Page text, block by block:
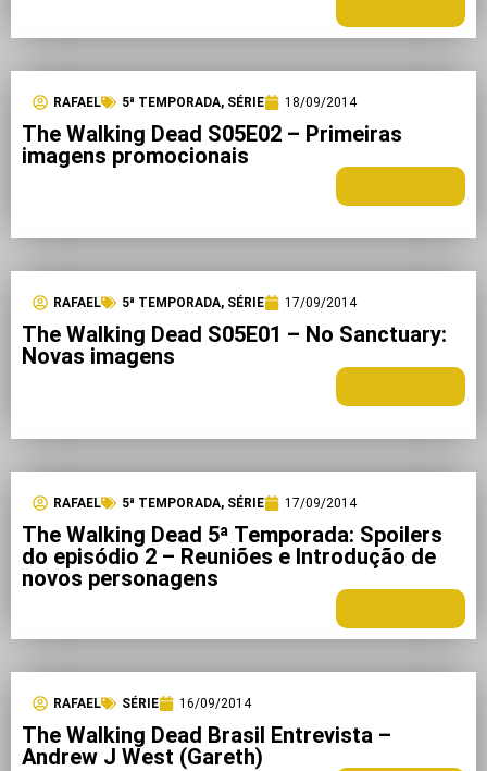
RAFAEL 5ª TEMPORADA, SÉRIE 18/09/2014
The Walking Dead S05E02 – Primeiras
imagens promocionais
RAFAEL 5ª TEMPORADA, SÉRIE 17/09/2014
The Walking Dead S05E01 – No Sanctuary:
Novas imagens
RAFAEL 5ª TEMPORADA, SÉRIE 17/09/2014
The Walking Dead 5ª Temporada: Spoilers
do episódio 2 – Reuniões e Introdução de
novos personagens
RAFAEL SÉRIE 16/09/2014
The Walking Dead Brasil Entrevista –
Andrew J West (Gareth)